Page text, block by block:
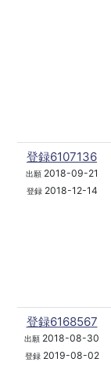
登録6107136
出願2018-09-21
登録2018-12-14
登録6168567
出願 2018-08-30
登録2019-08-02